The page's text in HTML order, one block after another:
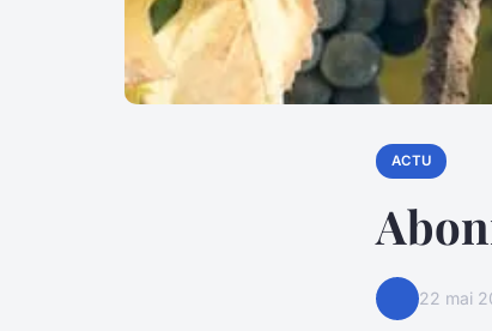
ACTU
22 mai